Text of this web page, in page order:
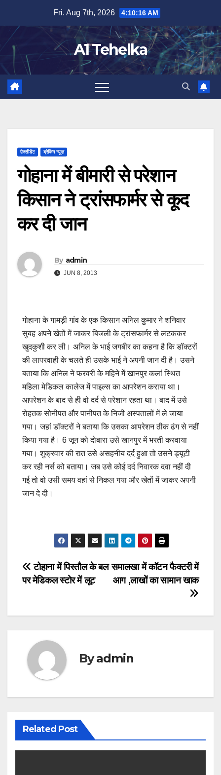
content
Fri. Aug 7th, 2026 4:10:17 AM
A1 Tehelka
ऐक्सीडेंट ब्रेकिंग न्यूज़
गोहाना में बीमारी से परेशान
किसान ने ट्रांसफार्मर से कूद
कर दी जान
By admin
JUN 8, 2013
गोहाना के गामड़ी गांव के एक किसान अनिल कुमार ने शनिवार
सुबह अपने खेतों में जाकर बिजली के ट्रांसफार्मर से लटककर
खुदकुशी कर ली। अनिल के भाई जगबीर का कहना है कि डॉक्टरों
की लापरवाही के चलते ही उसके भाई ने अपनी जान दी है। उसने
बताया कि अनिल ने फरवरी के महिने में खानपुर कलां स्थित
महिला मेडिकल कालेज में पाइल्स का आपरेशन कराया था।
आपरेशन के बाद से ही वो दर्द से परेशान रहता था। बाद में उसे
रोहतक सोनीपत और पानीपत के निजी अस्पतालों में ले जाया
गया। जहां डॉक्टरों ने बताया कि उसका आपरेशन ठीक ढंग से नहीं
किया गया है। 6 जून को दोबारा उसे खानपुर में भरती करवाया
गया। शुक्रवार की रात उसे असहनीय दर्द हुआ तो उसने ड्यूटी
कर रही नर्स को बताया। जब उसे कोई दर्द निवारक दवा नहीं दी
गई तो वो उसी समय वहां से निकल गया और खेतों में जाकर अपनी
जान दे दी।
Post
navigation
समालखा में कॉटन फैक्टरी में
आग ,लाखों का सामान खाक
टोहाना में पिस्तौल के बल
पर मेडिकल स्टोर में लूट
Byadmin
Related Post